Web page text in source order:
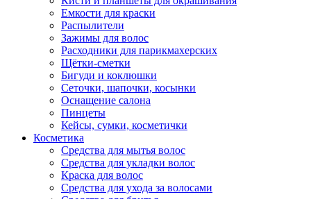
Емкости для краски
Распылители
Зажимы для волос
Расходники для парикмахерских
Щётки-сметки
Бигуди и коклюшки
Сеточки, шапочки, косынки
Оснащение салона
Пинцеты
Кейсы, сумки, косметички
Косметика
Средства для мытья волос
Средства для укладки волос
Краска для волос
Средства для ухода за волосами